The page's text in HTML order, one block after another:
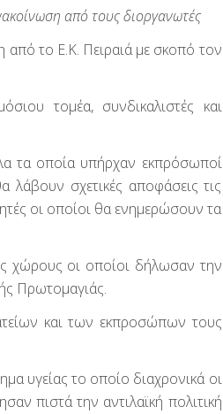
από τους διοργανωτές
το Ε.Κ. Πειραιά με σκοπό τον
τομέα, συνδικαλιστές και
τα οποία υπήρχαν εκπρόσωποί
λάβουν σχετικές αποφάσεις τις
οι οποίοι θα ενημερώσουν τα
χώρους οι οποίοι δήλωσαν την
Πρωτομαγιάς.
και των εκπροσώπων τους
υγείας το οποίο διαχρονικά οι
πιστά την αντιλαϊκή πολιτική